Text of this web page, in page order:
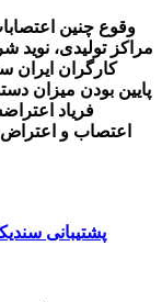
وقوع چنین
مراکز تولیدی،
کارگران
پایین بودن میزان
فریاد
اعتصاب و اعتراض
پشتیبانی